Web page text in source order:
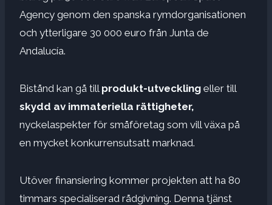
Agency genom den spanska rymdorganisationen
och ytterligare 30 000 euro från Junta de
Andalucía.
Bistånd kan gå till produkt-utveckling eller till
skydd av immateriella rättigheter,
nyckelaspekter för småföretag som vill växa på
en mycket konkurrensutsatt marknad.
Utöver finansiering kommer projekten att ha 80
timmars specialiserad rådgivning. Denna tjänst